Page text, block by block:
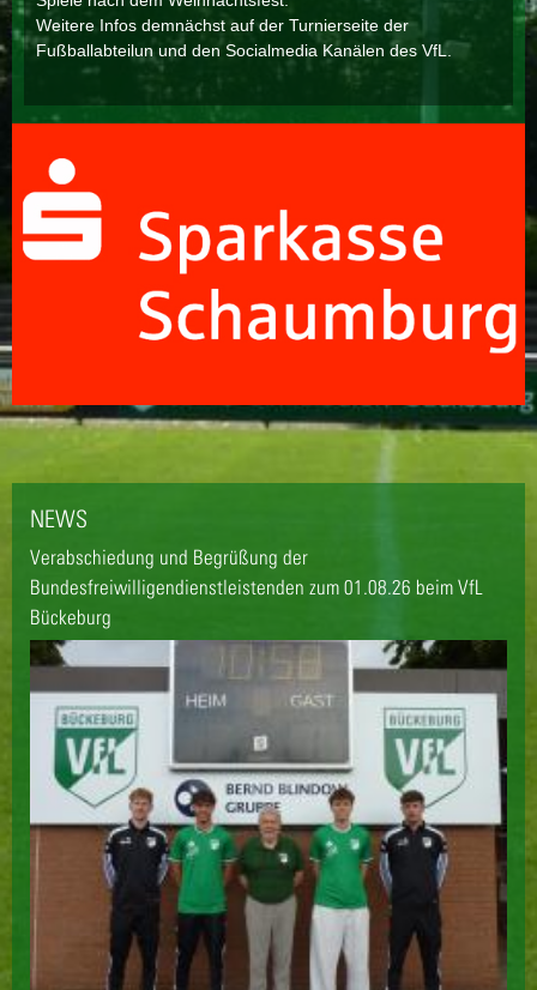
Weitere Infos demnächst auf der Turnierseite der
Fußballabteilun und den Socialmedia Kanälen des VfL.
NEWS
Verabschiedung und Begrüßung der
Bundesfreiwilligendienstleistenden zum 01.08.26 beim VfL
Bückeburg